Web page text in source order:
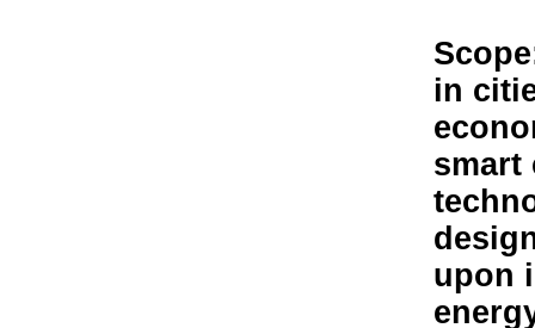
in
smart
upon